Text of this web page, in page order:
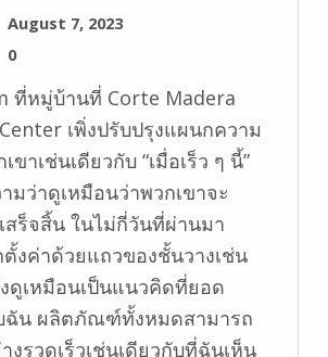
August 7, 2023
0
ที่หมู่บ้านที่ Corte Madera
เพิ่งปรับปรุงแผนกความ
ขาเช่นเดียวกับ “เมื่อเร็ว ๆ นี้”
มว่าดูเหมือนว่าพวกเขาจะ
สร็จสิ้น ในไม่กี่วันที่ผ่านมา
งค่าด้วยแถวของชั้นวางเช่น
ดูเหมือนเป็นแนวคิดที่ยอด
ฉัน ผลิตภัณฑ์ทั้งหมดสามารถ
งรวดเร็วเช่นเดียวกับที่ฉันเห็น